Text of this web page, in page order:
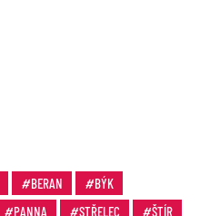
BERAN
BÝK
PANNA STŘELEC
ŠTÍR